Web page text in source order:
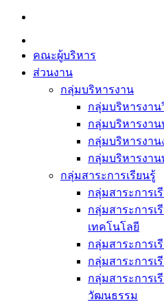
Skip
content
คณะผู้บริหาร
ส่วนงาน
กลุ่มบริหารงาน
กลุ่มบริหารงาน
กลุ่มบริหารงา
กลุ่มบริหารงา
กลุ่มบริหารงาน
กลุ่มสาระการเรียนรู้
กลุ่มสาระการ
กลุ่มสาระการเ
เทคโนโลยี
กลุ่มสาระการเ
กลุ่มสาระการเ
กลุ่มสาระการเ
วัฒนธรรม